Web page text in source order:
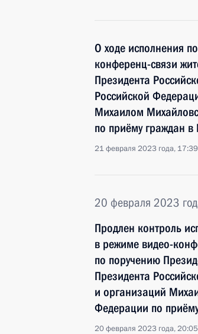
О ходе исполнения
конференц-связи
Президента
Российской
Михаилом
по приёму граждан
21 февраля 2023 года, 17:39
20 февраля 2023
Продлен контроль
в режиме видео-
по поручению
Президента
и организаций
Федерации по
20 февраля 2023 года, 20:05